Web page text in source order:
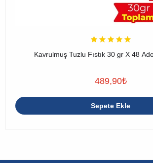
Kavrulmuş Tuzlu Fıstık 30 gr X 48
489,90₺
Sepete Ekle